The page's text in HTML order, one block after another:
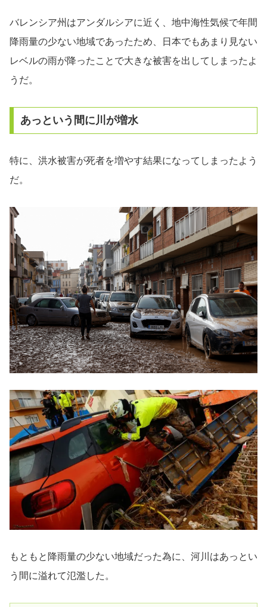
バレンシア州はアンダルシアに近く、地中海性気候で年間
降雨量の少ない地域であったため、日本でもあまり見ない
レベルの雨が降ったことで大きな被害を出してしまったよ
うだ。
あっという間に川が増水
特に、洪水被害が死者を増やす結果になってしまったよう
だ。
もともと降雨量の少ない地域だった為に、河川はあっとい
う間に溢れて氾濫した。